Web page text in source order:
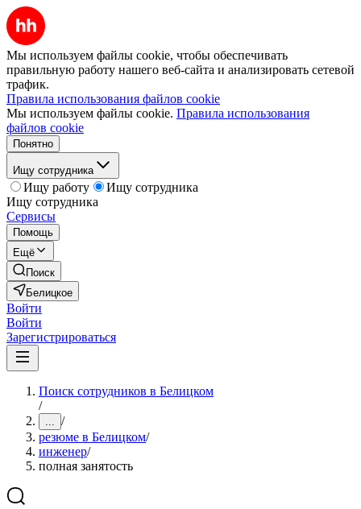
Мы используем файлы cookie, чтобы обеспечивать
правильную работу нашего веб-сайта и анализировать сетевой
трафик.
Правила использования файлов cookie
Мы используем файлы cookie. Правила использования
файлов cookie
Понятно
Ищу сотрудника
Ищу работу
Ищу сотрудника
Ищу сотрудника
Сервисы
Помощь
Ещё
Поиск
Белицкое
Войти
Войти
Зарегистрироваться
Поиск сотрудников в Белицком
/
... /
резюме в Белицком/
инженер/
полная занятость